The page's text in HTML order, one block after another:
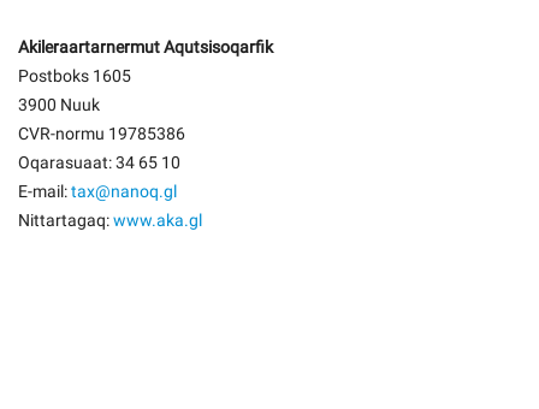
Akileraartarnermut Aqutsisoqarfik
Postboks 1605
3900 Nuuk
CVR-normu 19785386
Oqarasuaat: 34 65 10
E-mail:tax@nanoq.gl
Nittartagaq:www.aka.gl